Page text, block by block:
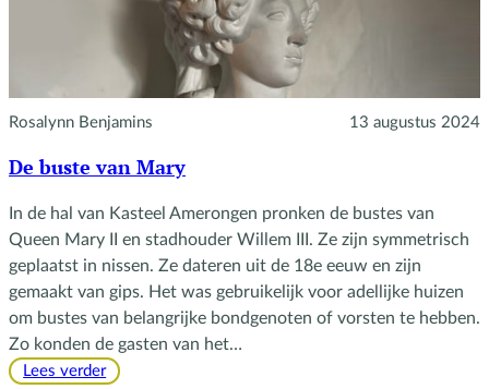
Rosalynn Benjamins 13 augustus 2024
De buste van Mary
In de hal van Kasteel Amerongen pronken de bustes van
Queen Mary II en stadhouder Willem III. Ze zijn symmetrisch
geplaatst in nissen. Ze dateren uit de 18e eeuw en zijn
gemaakt van gips. Het was gebruikelijk voor adellijke huizen
om bustes van belangrijke bondgenoten of vorsten te hebben.
Zo konden de gasten van het…
Lees verder: